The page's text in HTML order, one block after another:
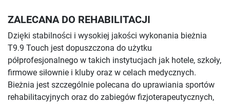
ZALECANA DO REHABILITACJI
Dzięki stabilności i wysokiej jakości wykonania bieżnia
T9.9 Touch jest dopuszczona do użytku
półprofesjonalnego w takich instytucjach jak hotele, szkoły,
firmowe siłownie i kluby oraz w celach medycznych.
Bieżnia jest szczególnie polecana do uprawiania sportów
rehabilitacyjnych oraz do zabiegów fizjoterapeutycznych,